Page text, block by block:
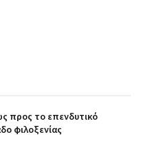
προς το επενδυτικό
φιλοξενίας